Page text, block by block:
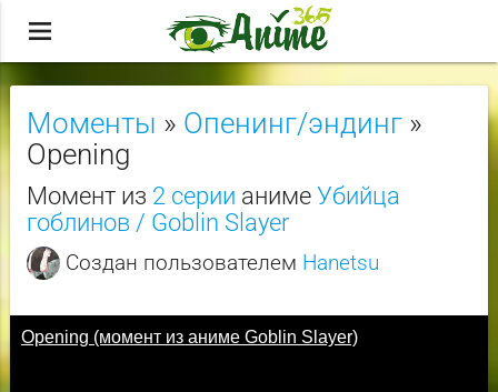
menu
Моменты » Опенинг/эндинг»
Opening
Момент из 2 серии анимеУбийца
гоблинов / Goblin Slayer
Создан пользователем Hanetsu